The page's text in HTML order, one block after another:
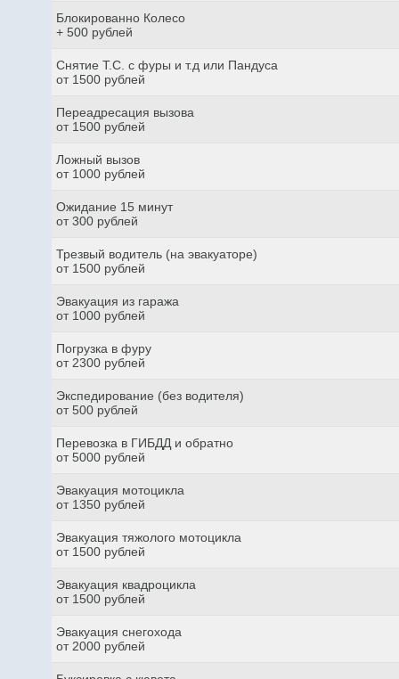
Блокированно Колесо
+ 500 рублей
Снятие Т.С. с фуры и т.д или Пандуса
от 1500 рублей
Переадресация вызова
от 1500 рублей
Ложный вызов
от 1000 рублей
Ожидание 15 минут
от 300 рублей
Трезвый водитель (на эвакуаторе)
от 1500 рублей
Эвакуация из гаража
от 1000 рублей
Погрузка в фуру
от 2300 рублей
Экспедирование (без водителя)
от 500 рублей
Перевозка в ГИБДД и обратно
от 5000 рублей
Эвакуация мотоцикла
от 1350 рублей
Эвакуация тяжолого мотоцикла
от 1500 рублей
Эвакуация квадроцикла
от 1500 рублей
Эвакуация снегохода
от 2000 рублей